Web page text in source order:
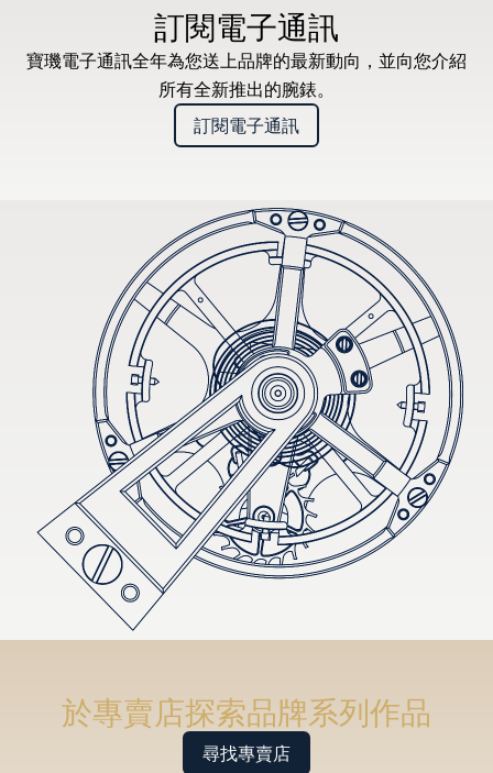
訂閱電子通訊
寶璣電子通訊全年為您送上品牌的最新動向，並向您介紹
所有全新推出的腕錶。
訂閱電子通訊
於專賣店探索品牌系列作品
尋找專賣店